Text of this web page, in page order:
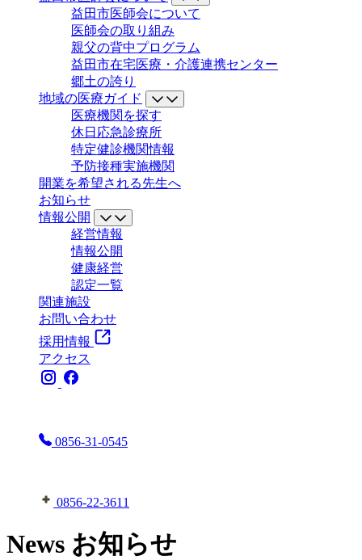
益田市医師会について
医師会の取り組み
親父の背中プログラム
益田市在宅医療・介護連携センター
郷土の誇り
地域の医療ガイド
医療機関を探す
休日応急診療所
特定健診機関情報
予防接種実施機関
開業を希望される先生へ
お知らせ
情報公開
経営情報
情報公開
健康経営
認定一覧
関連施設
お問い合わせ
採用情報
アクセス
0856-31-0545
0856-22-3611
News お知らせ